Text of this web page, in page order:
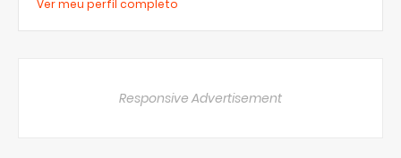
Ver meu perfil completo
Responsive Advertisement